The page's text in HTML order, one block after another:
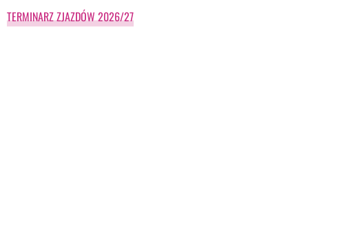
TERMINARZ ZJAZDÓW 2026/27